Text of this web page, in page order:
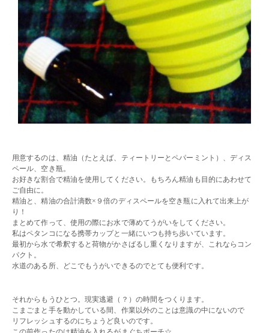
用意するのは、精油（たとえば、ティートリーとペパーミント）、ディス
ペール、空き瓶。
お好きな割合で精油を使用してください。もちろん精油も目的にあわせて
ご自由に。
精油と、精油の合計滴数×９倍のディスペールを空き瓶に入れて出来上が
り！
まとめて作って、使用の際にお水で薄めてうがいをしてください。
私はペタンコになる携帯カップと一緒にいつも持ち歩いています。
最初から水で希釈すると荷物がかさばるし重くなりますが、これならコン
パクト。
水道のある所、どこでもうがいできるのでとても便利です。
それからもうひとつ。現実逃避（？）の時間をつくります。
こまごまと手を動かしている間、作業以外のことは意識の中にないので
リフレッシュするのにちょうど良いのです。